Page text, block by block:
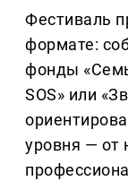
Фестиваль
формате:
фонды
SOS» или
уровня —